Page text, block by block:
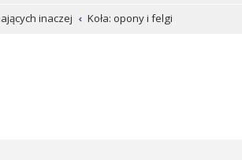
inaczej Koła: opony i felgi